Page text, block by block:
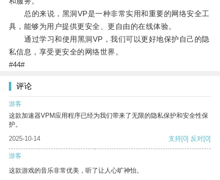
总的来说，黑洞VP是一种非常实用和重要的网络安全工
具，能够为用户提供更安全、更自由的在线体验。
通过学习和使用黑洞VP，我们可以更好地保护自己的隐
私信息，享受更安全的网络世界。
#44#
评论
游客
这款加速器VPM应用程序已经为我们带来了无限的隐私保护和安全性保
护。
2025-10-14
支持[0] 反对[0]
游客
这款游戏的音乐非常优美，听了让人心旷神怡。